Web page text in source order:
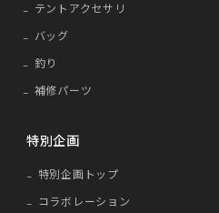
テントアクセサリ
バッグ
釣り
補修パーツ
特別企画
特別企画トップ
コラボレーション